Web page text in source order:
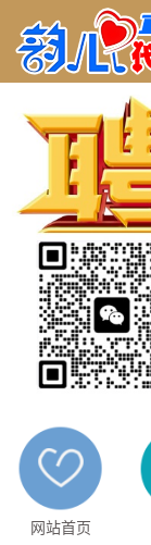
网站首页